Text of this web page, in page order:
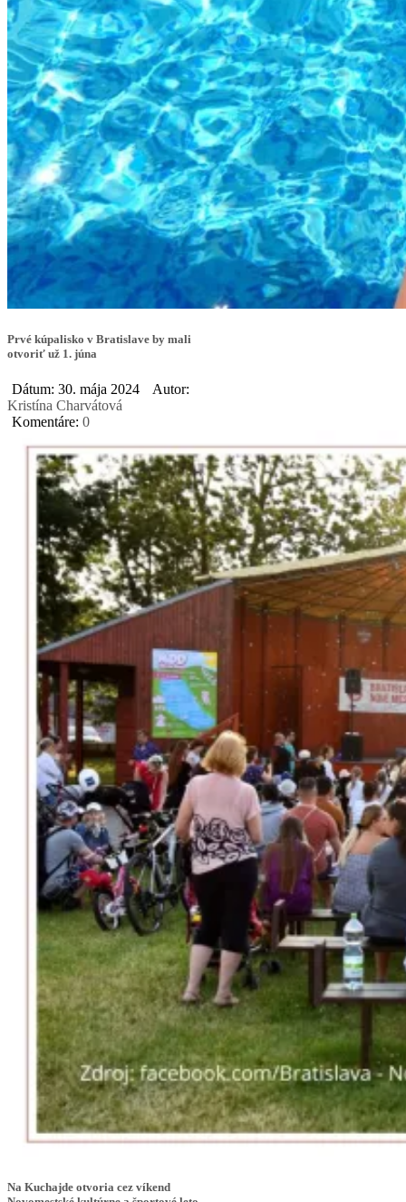
Prvé kúpalisko v Bratislave by mali
otvoriť už 1. júna
Dátum: 30. mája 2024
Autor:
Kristína Charvátová
Komentáre: 0
Na Kuchajde otvoria cez víkend